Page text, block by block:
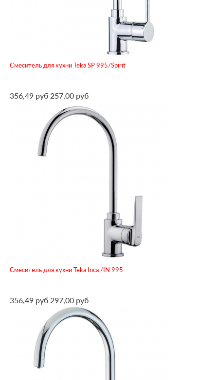
Смеситель для кухни Teka SP 995/Spirit
356,49 руб 257,00 руб
Смеситель для кухни Teka Inca /IN 995
356,49 руб 297,00 руб